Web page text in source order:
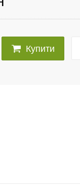
Купити